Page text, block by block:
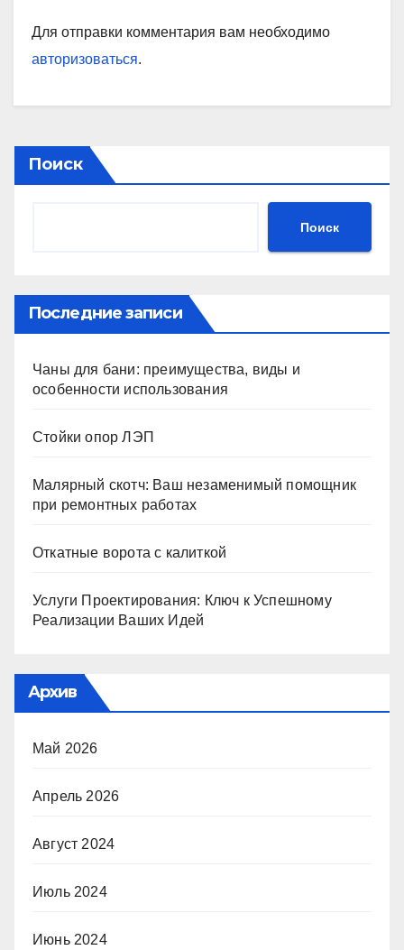
Для отправки комментария вам необходимо
авторизоваться.
Поиск
Поиск
Последние записи
Чаны для бани: преимущества, виды и
особенности использования
Стойки опор ЛЭП
Малярный скотч: Ваш незаменимый помощник
при ремонтных работах
Откатные ворота с калиткой
Услуги Проектирования: Ключ к Успешному
Реализации Ваших Идей
Архив
Май 2026
Апрель 2026
Август 2024
Июль 2024
Июнь 2024